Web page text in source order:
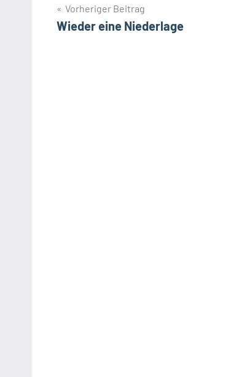
Beitragsnavigation
Vorheriger Beitrag
Wieder eine Niederlage